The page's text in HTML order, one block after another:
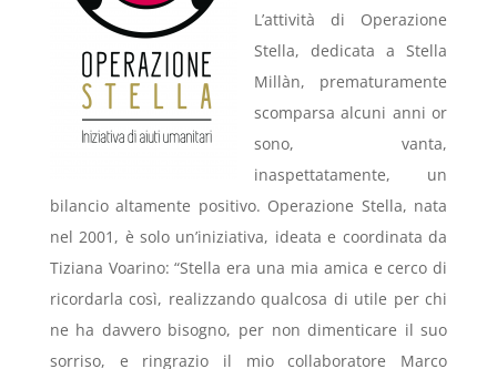
L’attività di Operazione
Stella, dedicata a Stella
Millàn, prematuramente
scomparsa alcuni anni or
sono, vanta,
inaspettatamente, un
bilancio altamente positivo. Operazione Stella, nata
nel 2001, è solo un’iniziativa, ideata e coordinata da
Tiziana Voarino: “Stella era una mia amica e cerco di
ricordarla così, realizzando qualcosa di utile per chi
ne ha davvero bisogno, per non dimenticare il suo
sorriso, e ringrazio il mio collaboratore Marco